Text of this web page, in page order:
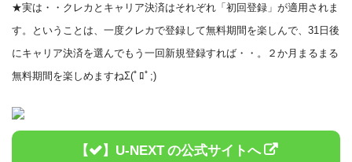
★実は・・クレカとキャリア決済はそれぞれ「初回登録」が適用されま
す。ということは、一度クレカで登録して無料期間を楽しんで、31日後
にキャリア決済を選んでもう一回新規登録すれば・・。２か月まるまる
無料期間を楽しめますねΣ(ﾟﾛﾟ;)
U-NEXT